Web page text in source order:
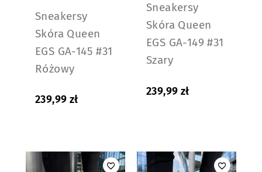
Sneakersy
Skóra Queen
EGS GA-145 #31
Różowy
239,99 zł
Sneakersy
Skóra Queen
EGS GA-149 #31
Szary
239,99 zł